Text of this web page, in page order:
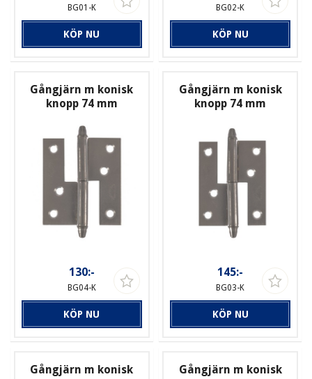
BG01-K
KÖP NU
BG02-K
KÖP NU
Gångjärn m konisk
knopp 74 mm
130:-
BG04-K
KÖP NU
Gångjärn m konisk
knopp 74 mm
145:-
BG03-K
KÖP NU
Gångjärn m konisk
Gångjärn m konisk